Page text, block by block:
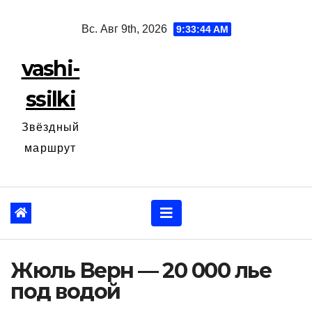
Вс. Авг 9th, 2026 9:33:45 AM
vashi-
ssilki
Звёздный
маршрут
Жюль Верн — 20 000 лье
под водой